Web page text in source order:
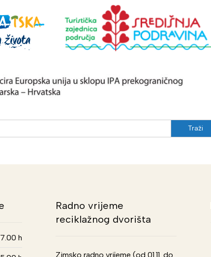
h
Radno vrijeme
reciklažnog dvorišta
Zimsko radno vrijeme (od 01.11. do